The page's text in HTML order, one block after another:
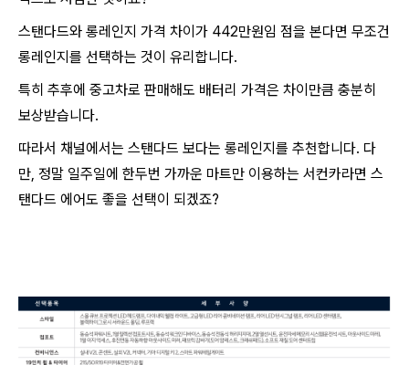
스탠다드와 롱레인지 가격 차이가 442만원임 점을 본다면 무조건
롱레인지를 선택하는 것이 유리합니다.
특히 추후에 중고차로 판매해도 배터리 가격은 차이만큼 충분히
보상받습니다.
따라서 채널에서는 스탠다드 보다는 롱레인지를 추천합니다. 다
만, 정말 일주일에 한두번 가까운 마트만 이용하는 서컨카라면 스
탠다드 에어도 좋을 선택이 되겠죠?